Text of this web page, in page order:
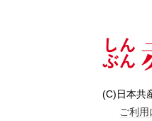
(C)日本共
ご利用